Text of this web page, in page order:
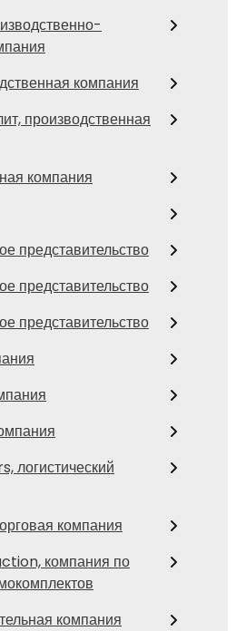
компания
производственная
компания
представительство
представительство
представительство
логистический
компания
компания по
компания